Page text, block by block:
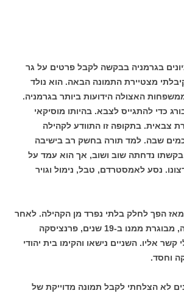
בגרמניה בבקשה לקבל פרטים על גר
מצטיירת התמונה הבאה. הוא נולד
לאחת ממשפחות האצולה הידועות ביותר בגרמניה.
כדי להתגייס לצבא. בהיותו מוסיקאי
צבאית. בתקופה זו התוודע לקהילה
שבה. למד תורה בחשק רב בישיבה
בקשתו נדחתה שוב ושוב, אך הוא עמד על
נסע לאמסטרדם, טבל, נימול וגויר
ומאז הפך לחלק בלתי נפרד מן הקהילה. לאחר
כמה שנים הכיר אשה, מבוגרת ממנו ב-19 שנים, פרנציסקה
קשר אליו. השניים נישאו והקימו בית יהודי
וחסד.
לא הצלחתי לקבל תמונה מדוייקת של